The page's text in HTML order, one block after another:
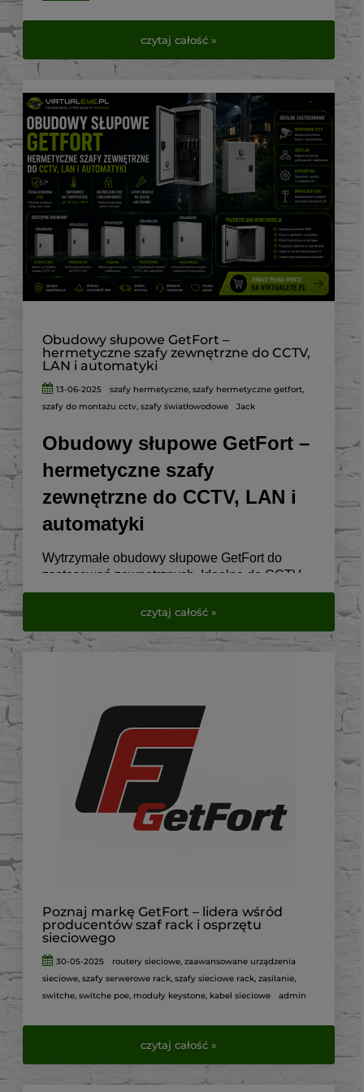
czytaj całość »
Obudowy słupowe GetFort –
hermetyczne szafy zewnętrzne do CCTV,
LAN i automatyki
13-06-2025 szafy hermetyczne,szafy hermetyczne getfort,
szafy do montażu cctv, szafy światłowodowe Jack
Obudowy słupowe GetFort –
hermetyczne szafy
zewnętrzne do CCTV, LAN i
automatyki
Wytrzymałe obudowy słupowe GetFort do
zastosowań zewnętrznych. Idealne do CCTV,
telekomunikacji, elektryki i automatyki.
Sprawdź dostępne modele w VirtualEye.pl.
czytaj całość »
Poznaj markę GetFort – lidera wśród
producentów szaf rack i osprzętu
sieciowego
30-05-2025 routery sieciowe,zaawansowane urządzenia
sieciowe, szafy serwerowe rack, szafy sieciowe rack, zasilanie,
switche, switche poe, moduły keystone, kabel sieciowe admin
czytaj całość »